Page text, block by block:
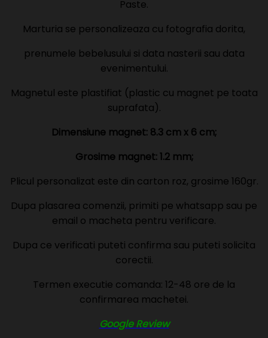
Paste.
Marturia se personalizeaza cu fotografia dorita,
prenumele bebelusului si data nasterii sau data
evenimentului.
Magnetul este plastifiat (plastic cu magnet pe toata
suprafata).
Dimensiune magnet: 8.3 cm x 6 cm;
Grosime magnet: 1.2 mm;
Plicul personalizat este din carton roz, grosime 160gr.
Dupa plasarea comenzii, primiti pe whatsapp sau pe
email o macheta pentru verificare.
Dupa ce verificati puteti confirma sau puteti solicita
corectii.
Termen executie comanda: 12-48 ore de la
confirmarea machetei.
Google Review